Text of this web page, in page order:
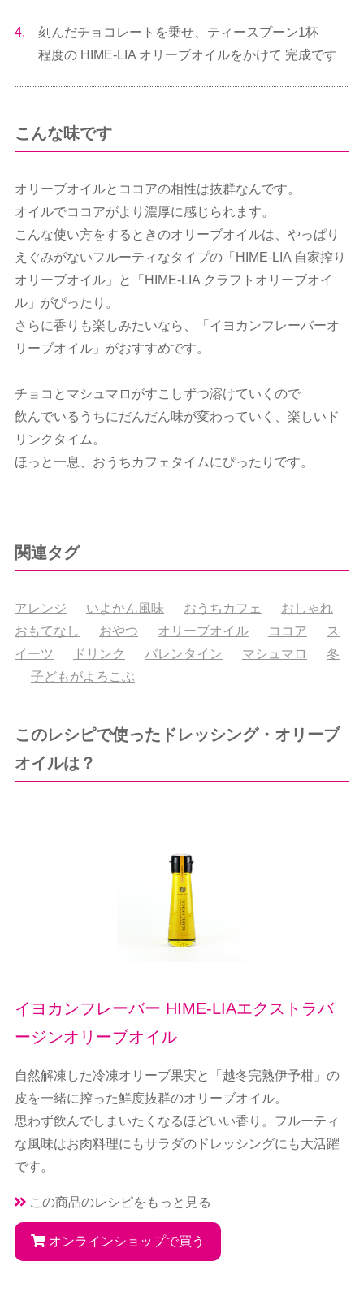
4.
刻んだチョコレートを乗せ、ティースプーン1杯
程度の HIME-LIA オリーブオイルをかけて 完成です
こんな味です
オリーブオイルとココアの相性は抜群なんです。
オイルでココアがより濃厚に感じられます。
こんな使い方をするときのオリーブオイルは、やっぱり
えぐみがないフルーティなタイプの「HIME-LIA 自家搾り
オリーブオイル」と「HIME-LIA クラフトオリーブオイ
ル」がぴったり。
さらに香りも楽しみたいなら、「イヨカンフレーバーオ
リーブオイル」がおすすめです。
チョコとマシュマロがすこしずつ溶けていくので
飲んでいるうちにだんだん味が変わっていく、楽しいド
リンクタイム。
ほっと一息、おうちカフェタイムにぴったりです。
関連タグ
アレンジ いよかん風味 おうちカフェ
おしゃれ
おもてなし
おやつ オリーブオイル ココア
ス
イーツ
ドリンク バレンタイン マシュマロ
冬
子どもがよろこぶ
このレシピで使ったドレッシング・オリーブ
オイルは？
イヨカンフレーバー HIME-LIAエクストラバ
ージンオリーブオイル
自然解凍した冷凍オリーブ果実と「越冬完熟伊予柑」の
皮を一緒に搾った鮮度抜群のオリーブオイル。
思わず飲んでしまいたくなるほどいい香り。フルーティ
な風味はお肉料理にもサラダのドレッシングにも大活躍
です。
この商品のレシピをもっと見る
オンラインショップで買う